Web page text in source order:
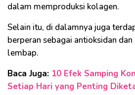
dalam memproduksi kolagen.
Selain itu, di dalamnya juga
berperan sebagai antioksidan
lembap.
Baca Juga: 10 Efek Samping
Setiap Hari yang Penting